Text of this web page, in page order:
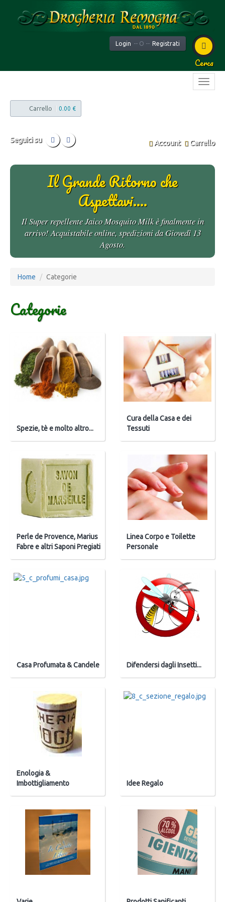
Login -- O -- Registrati
Cerca
Carrello 0.00 €
Seguici su Account Carrello
Il Grande Ritorno che
Aspettavi....
Il Super repellente Jaico Mosquito Milk è finalmente in
arrivo! Acquistabile online, spedizioni da Giovedì 13
Agosto.
Home Categorie
Categorie
Spezie, tè e molto altro...
Cura della Casa e dei
Tessuti
Perle de Provence, Marius
Fabre e altri Saponi Pregiati
Linea Corpo e Toilette
Personale
Casa Profumata & Candele Difendersi dagli Insetti...
Enologia &
Imbottigliamento
Idee Regalo